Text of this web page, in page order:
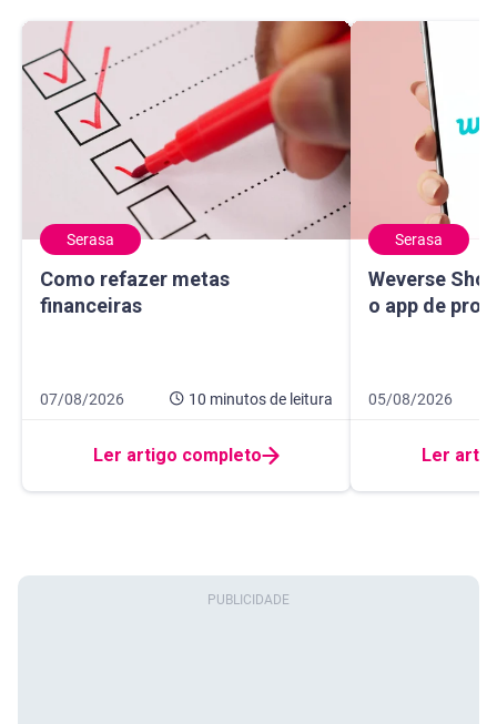
Serasa
Como refazer metas
financeiras
Como refazer metas financeiras
Data de publicação 7 de agosto de 2026
07/08/2026 10 minutosde leitura
10 minutos de leitura
Ler artigo completo
Serasa
Weverse
o app de
Weverse Shop:
Data de
05/08/2026
10 minutos de
Ler